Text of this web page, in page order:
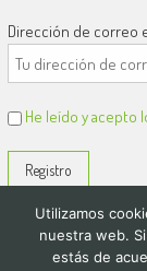
Dirección de correo
He leído y acepto
Utilizamos
nuestra web.
estás de